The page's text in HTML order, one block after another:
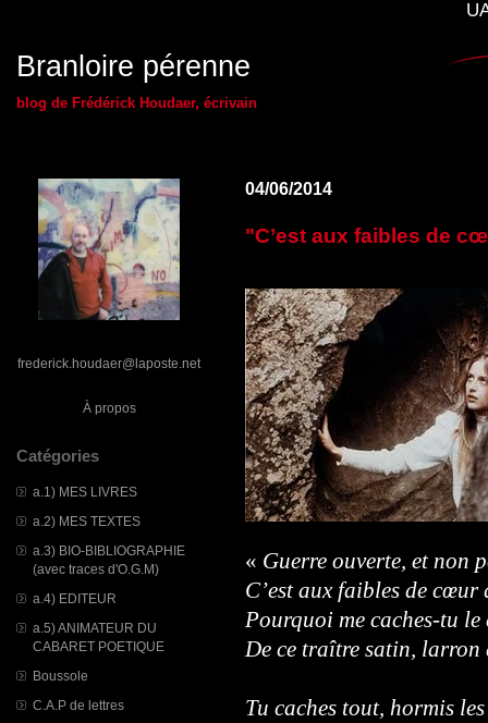
Branloire pérenne
blog de Frédérick Houdaer, écrivain
frederick.houdaer@laposte.net
À propos
Catégories
a.1) MES LIVRES
a.2) MES TEXTES
a.3) BIO-BIBLIOGRAPHIE
(avec traces d'O.G.M)
a.4) EDITEUR
a.5) ANIMATEUR DU
CABARET POETIQUE
Boussole
C.A.P de lettres
04/06/2014
"C’est aux faibles de
« Guerre ouverte, et non
C’est aux faibles de
Pourquoi me caches-tu
De ce traître satin, larron
Tu caches tout, hormis